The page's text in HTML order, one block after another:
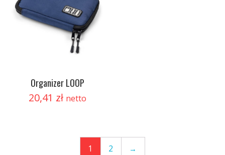
Organizer LOOP
20,41 zł netto
1 2 →